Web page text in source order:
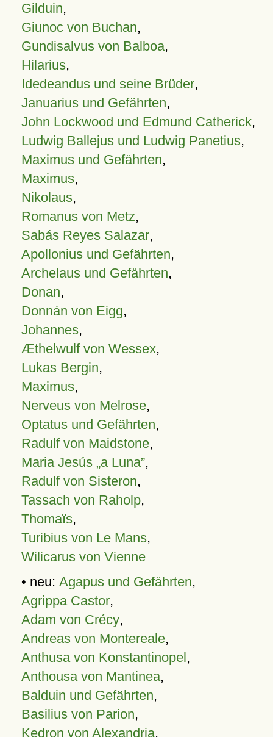
Gilduin,
Giunoc von Buchan,
Gundisalvus von Balboa,
Hilarius,
Idedeandus und seine Brüder,
Januarius und Gefährten,
John Lockwood und Edmund Catherick,
Ludwig Ballejus und Ludwig Panetius,
Maximus und Gefährten,
Maximus,
Nikolaus,
Romanus von Metz,
Sabás Reyes Salazar,
Apollonius und Gefährten,
Archelaus und Gefährten,
Donan,
Donnán von Eigg,
Johannes,
Æthelwulf von Wessex,
Lukas Bergin,
Maximus,
Nerveus von Melrose,
Optatus und Gefährten,
Radulf von Maidstone,
Maria Jesús „a Luna”,
Radulf von Sisteron,
Tassach von Raholp,
Thomaïs,
Turibius von Le Mans,
Wilicarus von Vienne
• neu: Agapus und Gefährten,
Agrippa Castor,
Adam von Crécy,
Andreas von Montereale,
Anthusa von Konstantinopel,
Anthousa von Mantinea,
Balduin und Gefährten,
Basilius von Parion,
Kedron von Alexandria,